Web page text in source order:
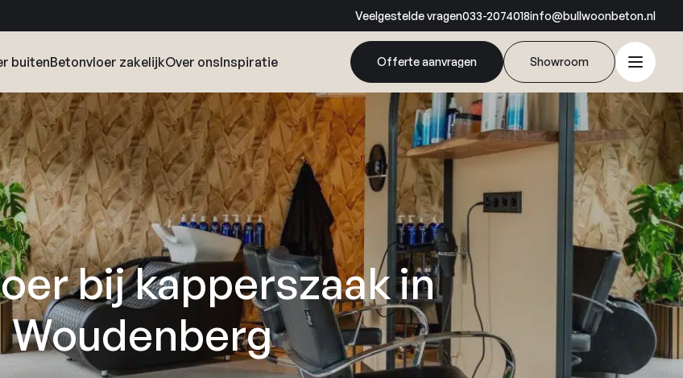
Veelgestelde vragen033-2074018info@bullwoonbeton.nl
buitenBetonvloer zakelijkOver onsInspiratie Offerte aanvragen Showroom
bij kapperszaak in
Woudenberg